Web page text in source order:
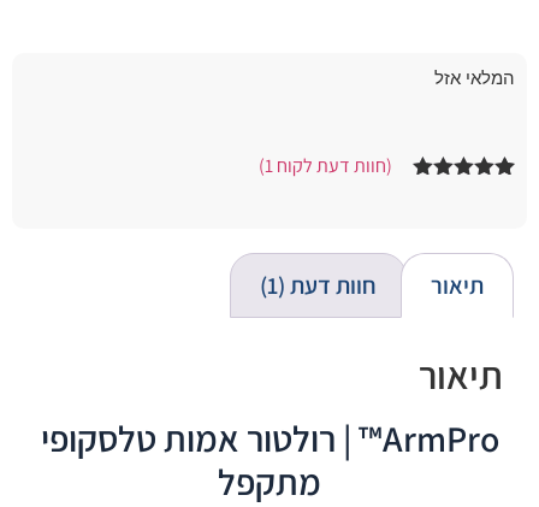
המלאי אזל
דירוגים של
לקוחות
(חוות דעת לקוח1
)
תיאור חוות דעת (1)
תיאור
ArmPro™ | רולטור אמות טלסקופי
מתקפל